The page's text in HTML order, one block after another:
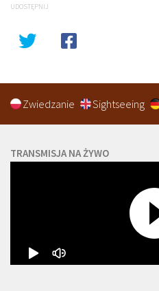
UDOSTĘPNIJ
Zwiedzanie Sightseeing
TRANSMISJA NA ŻYWO